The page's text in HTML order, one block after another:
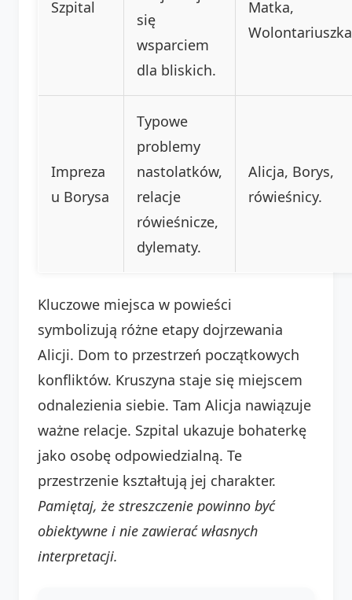
Szpital
się
wsparciem
dla bliskich.
Matka,
Impreza
u Borysa
Typowe
problemy
nastolatków,
relacje
rówieśnicze,
dylematy.
Alicja, Borys,
rówieśnicy.
Kluczowe miejsca w powieści
symbolizują różne etapy dojrzewania
Alicji. Dom to przestrzeń początkowych
konfliktów. Kruszyna staje się miejscem
odnalezienia siebie. Tam Alicja nawiązuje
ważne relacje. Szpital ukazuje bohaterkę
jako osobę odpowiedzialną. Te
przestrzenie kształtują jej charakter.
Pamiętaj, że streszczenie powinno być
obiektywne i nie zawierać własnych
interpretacji.